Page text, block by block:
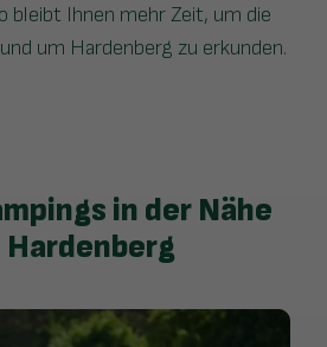
bleibt Ihnen mehr Zeit, um die
um Hardenberg zu erkunden.
in der Nähe
Hardenberg